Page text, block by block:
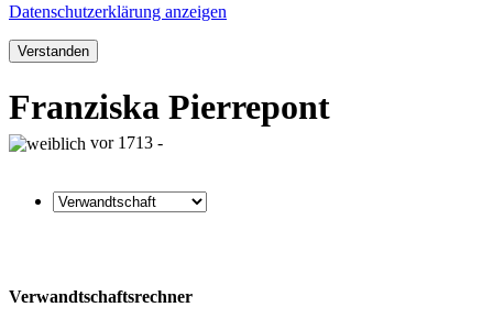
Datenschutzerklärung anzeigen
Verstanden
Franziska Pierrepont
vor 1713 -
Verwandtschaftsrechner